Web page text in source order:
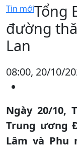
Tin mớiTổng
đường
Lan
08:00, 20/10/
Ngày 20/10,
Trung ương
Lâm và Phu